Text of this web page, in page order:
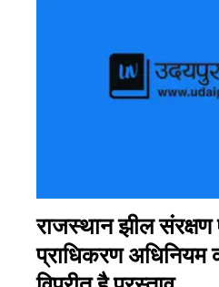
राजस्थान झील संरक्षण
प्राधिकरण अधिनियम